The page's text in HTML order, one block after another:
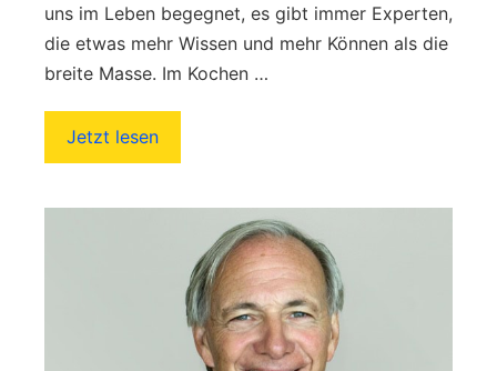
uns im Leben begegnet, es gibt immer Experten,
die etwas mehr Wissen und mehr Können als die
breite Masse. Im Kochen …
Jetzt lesen